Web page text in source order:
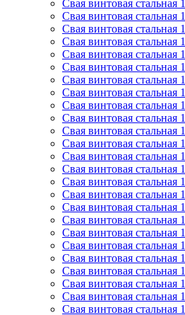
Свая винтовая стальная
Свая винтовая стальная
Свая винтовая стальная
Свая винтовая стальная
Свая винтовая стальная
Свая винтовая стальная
Свая винтовая стальная
Свая винтовая стальная
Свая винтовая стальная
Свая винтовая стальная
Свая винтовая стальная
Свая винтовая стальная
Свая винтовая стальная
Свая винтовая стальная
Свая винтовая стальная
Свая винтовая стальная
Свая винтовая стальная
Свая винтовая стальная
Свая винтовая стальная
Свая винтовая стальная
Свая винтовая стальная
Свая винтовая стальная
Свая винтовая стальная
Свая винтовая стальная
Свая винтовая стальная